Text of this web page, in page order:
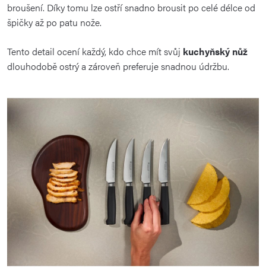
broušení. Díky tomu lze ostří snadno brousit po celé délce od
špičky až po patu nože.
Tento detail ocení každý, kdo chce mít svůj kuchyňský nůž
dlouhodobě ostrý a zároveň preferuje snadnou údržbu.